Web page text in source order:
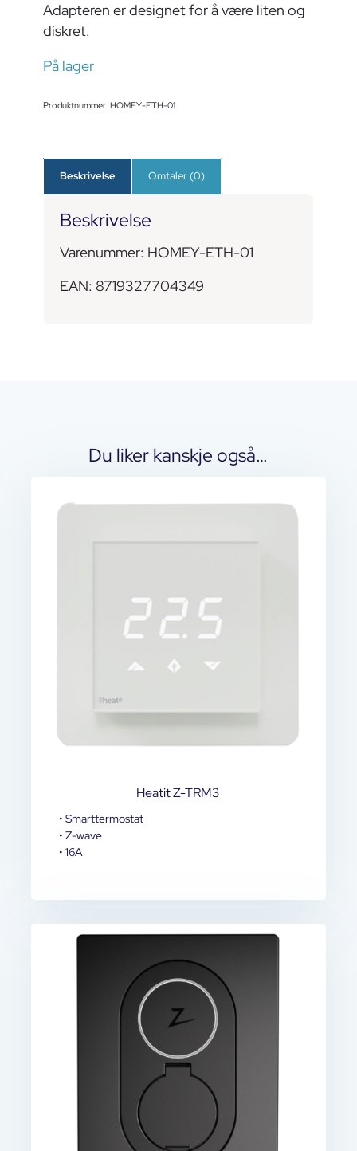
Adapteren er designet for å være liten og
diskret.
På lager
Produktnummer: HOMEY-ETH-01
Beskrivelse Omtaler (0)
Beskrivelse
Varenummer: HOMEY-ETH-01
EAN: 8719327704349
Du liker kanskje også…
Heatit Z-TRM3
• Smarttermostat
• Z-wave
• 16A